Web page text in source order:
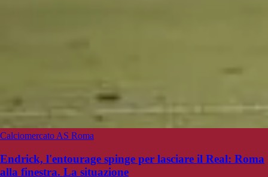
Calciomercato AS Roma
Endrick, l'entourage spinge per lasciare il Real: Roma
alla finestra. La situazione